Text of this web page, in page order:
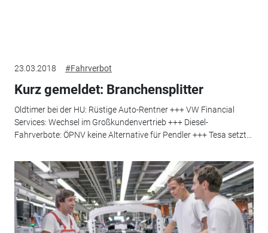
23.03.2018 #Fahrverbot
Kurz gemeldet: Branchensplitter
Oldtimer bei der HU: Rüstige Auto-Rentner +++ VW Financial
Services: Wechsel im Großkundenvertrieb +++ Diesel-
Fahrverbote: ÖPNV keine Alternative für Pendler +++ Tesa setzt...